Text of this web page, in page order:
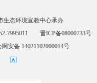
生态环境宣教中心承办
7995011
晋ICP备08000733号
网安备 14021102000014号